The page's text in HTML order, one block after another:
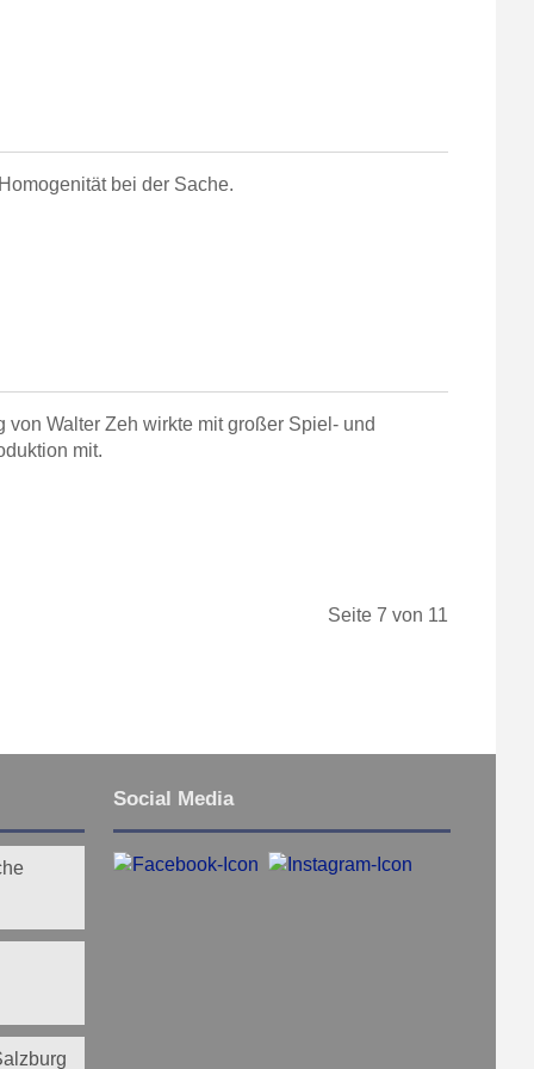
bei der Sache.
Walter Zeh wirkte mit großer Spiel- und
mit.
Seite 7 von 11
Social Media